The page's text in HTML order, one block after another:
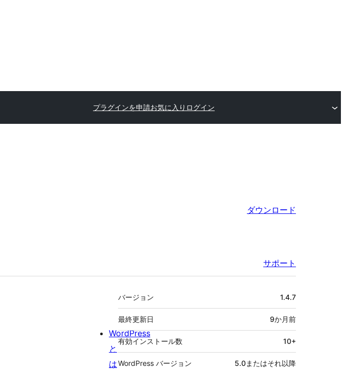
プラグインを申請お気に入り ログイン
ダウンロード
サポート
メ
タ
バージョン 1.4.7
最終更新日 9か月前
有効インストール数 10+
WordPress バージョン 5.0またはそれ以降
WordPress
と
は